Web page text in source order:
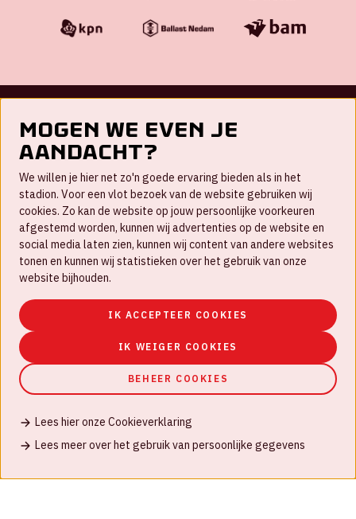
Contact
Nieuwsbrief
Werken bij
Disclaimer
Mogen we even je
aandacht?
We willen je hier net zo'n goede ervaring bieden als in het
stadion. Voor een vlot bezoek van de website gebruiken wij
cookies. Zo kan de website op jouw persoonlijke voorkeuren
afgestemd worden, kunnen wij advertenties op de website en
social media laten zien, kunnen wij content van andere websites
tonen en kunnen wij statistieken over het gebruik van onze
website bijhouden.
IK ACCEPTEER COOKIES
IK WEIGER COOKIES
BEHEER COOKIES
Lees hier onze Cookieverklaring
Lees meer over het gebruik van persoonlijke gegevens